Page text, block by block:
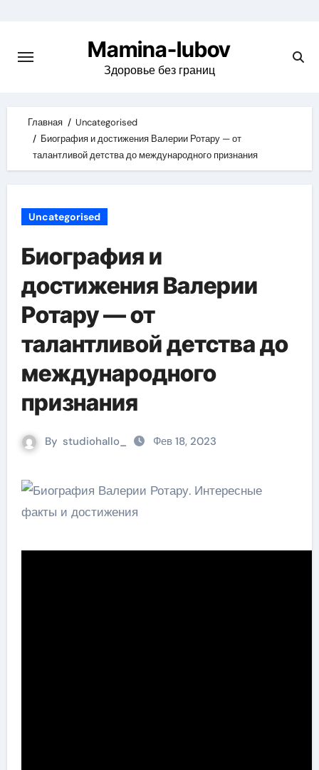
content
Mamina-lubov
Здоровье без границ
Главная
Uncategorised
Биография и достижения Валерии Ротару — от
талантливой детства до международного признания
Uncategorised
Биография и
достижения Валерии
Ротару — от
талантливой детства до
международного
признания
By studiohallo_ Фев 18, 2023